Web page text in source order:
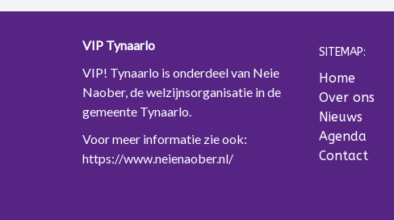
VIP Tynaarlo
VIP! Tynaarlo is onderdeel van Neie
Naober, de welzijnsorganisatie in de
gemeente Tynaarlo.
Voor meer informatie zie ook:
https://www.neienaober.nl/
SITEMAP:
Home
Over ons
Nieuws
Agenda
Contact